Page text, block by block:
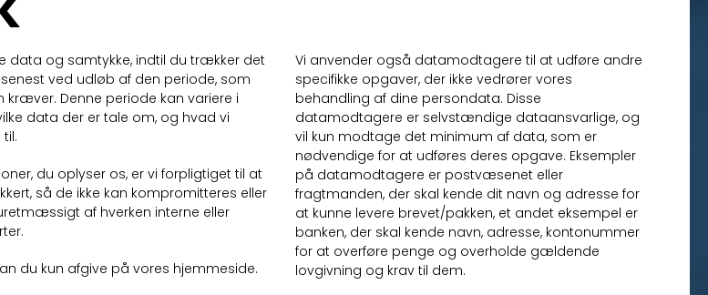
data og samtykke, indtil du trækker det
ved udløb af den periode, som
kræver. Denne periode kan variere i
data der er tale om, og hvad vi
du oplyser os, er vi forpligtiget til at
så de ikke kan kompromitteres eller
af hverken interne eller
du kun afgive på vores hjemmeside.
Vi anvender også datamodtagere til at udføre andre
specifikke opgaver, der ikke vedrører vores
behandling af dine persondata. Disse
datamodtagere er selvstændige dataansvarlige, og
vil kun modtage det minimum af data, som er
nødvendige for at udføres deres opgave. Eksempler
på datamodtagere er postvæsenet eller
fragtmanden, der skal kende dit navn og adresse for
at kunne levere brevet/pakken, et andet eksempel er
banken, der skal kende navn, adresse, kontonummer
for at overføre penge og overholde gældende
lovgivning og krav til dem.